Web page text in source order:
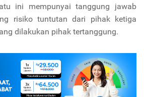
ini mempunyai tanggung jawab
risiko tuntutan dari pihak ketiga
dilakukan pihak tertanggung.